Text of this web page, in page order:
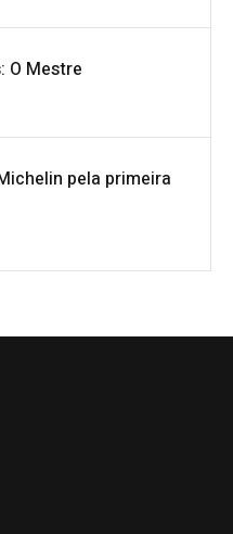
O Mestre
pela primeira